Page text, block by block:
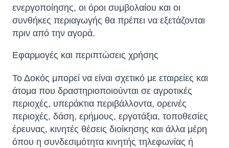
ενεργοποίησης, οι όροι συμβολαίου και οι
συνθήκες περιαγωγής θα πρέπει να εξετάζονται
πριν από την αγορά.
Εφαρμογές και περιπτώσεις χρήσης
Το Δοκός μπορεί να είναι σχετικό με εταιρείες και
άτομα που δραστηριοποιούνται σε αγροτικές
περιοχές, υπεράκτια περιβάλλοντα, ορεινές
περιοχές, δάση, ερήμους, εργοτάξια, τοποθεσίες
έρευνας, κινητές θέσεις διοίκησης και άλλα μέρη
όπου η συνδεσιμότητα κινητής τηλεφωνίας ή